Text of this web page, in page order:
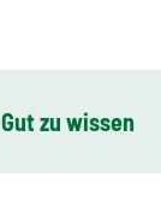
Gut zu wissen